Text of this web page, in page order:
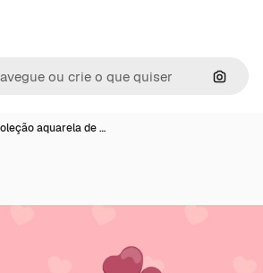
aquarela de …